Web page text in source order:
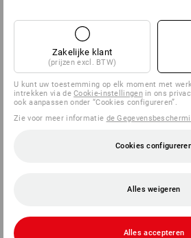
INFORMATIE
BETAALWIJZEN
Zakelijke klant
(prijzen excl. BTW)
U kunt uw toestemming op elk moment met
intrekken via deCookie-instellingenin ons
ook aanpassen onder “Cookies configureren”.
Zie voor meer informatie de
Cookies
Alles weigeren
Alles accepteren